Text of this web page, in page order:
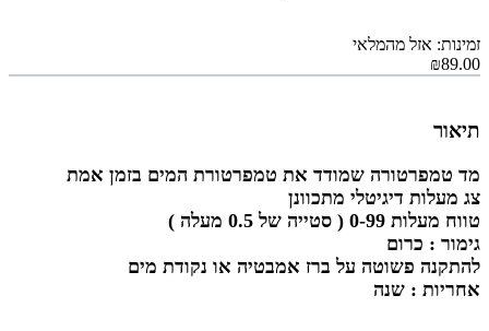
זמינות: אזל מהמלאי
₪89.00
תיאור
מד טמפרטורה שמודד את טמפרטורת המים בזמן אמת
צג מעלות דיגיטלי מתכוונן
טווח מעלות 0-99 ( סטייה של 0.5 מעלה )
גימור : כרום
להתקנה פשוטה על ברז אמבטיה או נקודת מים
אחריות : שנה